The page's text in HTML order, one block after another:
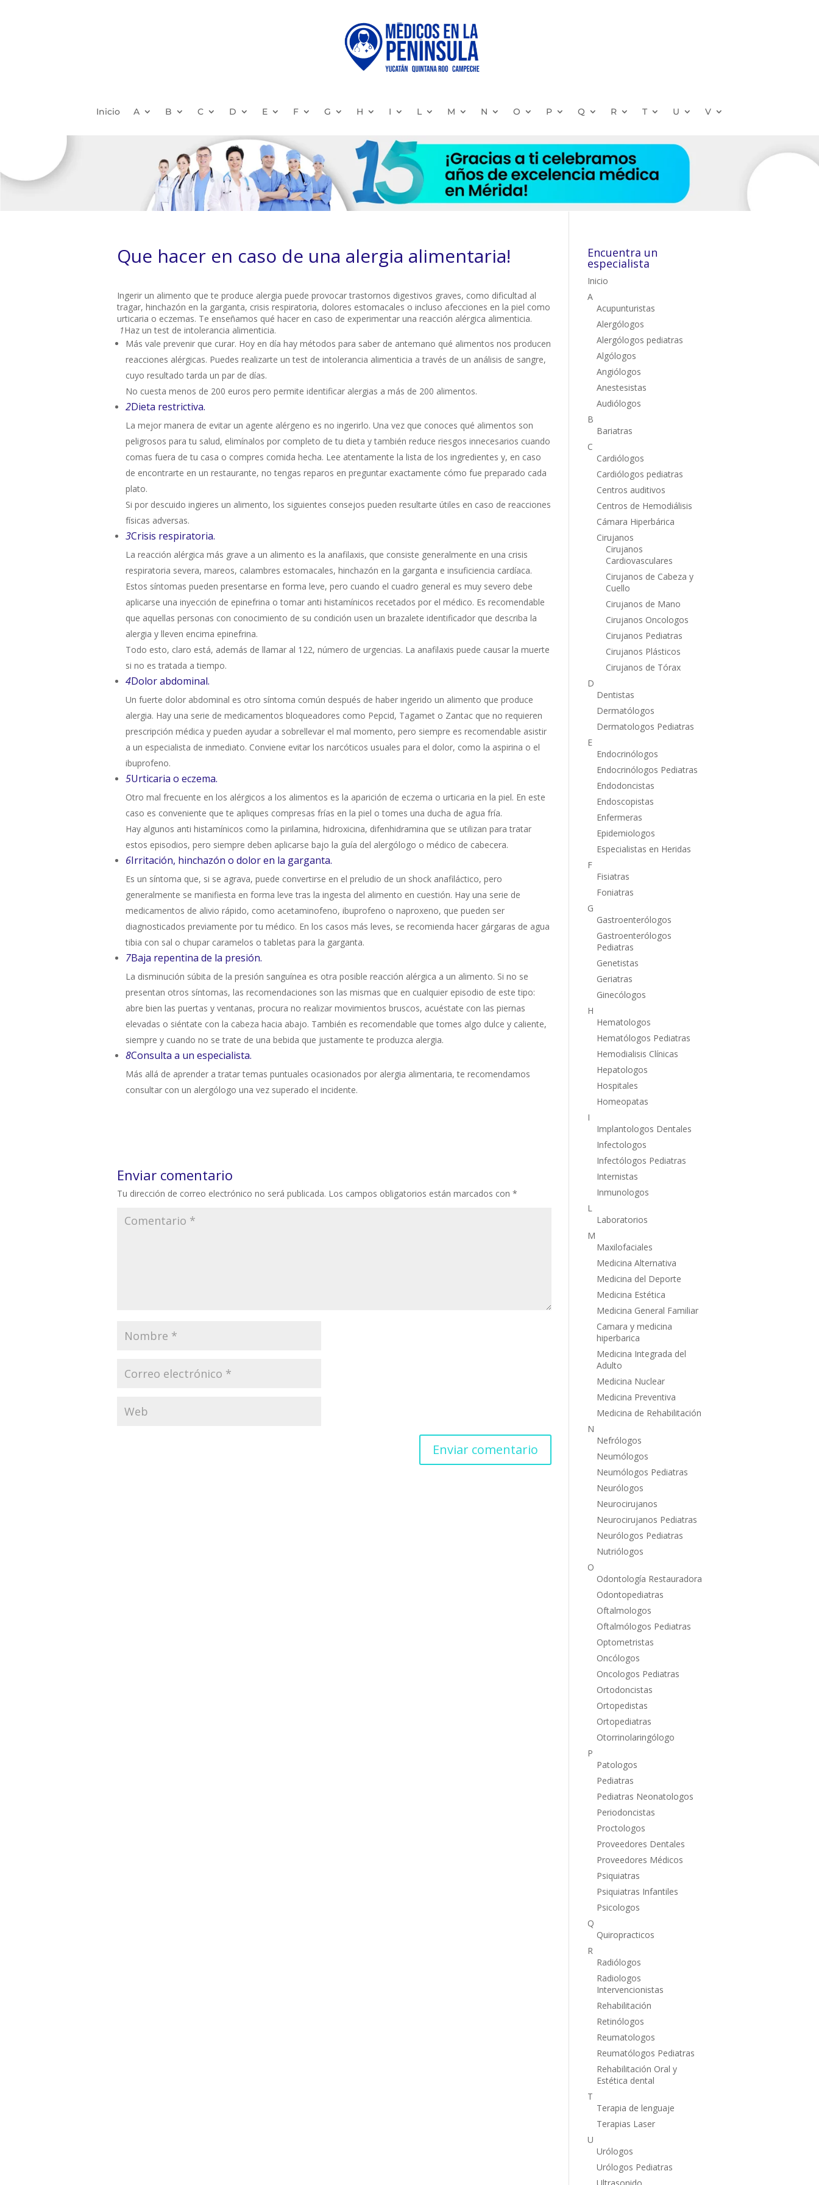
Inicio A B C D E F G H I L M N O P Q R T U V
Que hacer en caso de una alergia alimentaria!
Ingerir un alimento que te produce alergia puede provocar trastornos digestivos graves, como dificultad al
tragar, hinchazón en la garganta, crisis respiratoria, dolores estomacales o incluso afecciones en la piel como
urticaria o eczemas. Te enseñamos qué hacer en caso de experimentar una reacción alérgica alimenticia.
1Haz un test de intolerancia alimenticia.
Más vale prevenir que curar. Hoy en día hay métodos para saber de antemano qué alimentos nos producen
reacciones alérgicas. Puedes realizarte un test de intolerancia alimenticia a través de un análisis de sangre,
cuyo resultado tarda un par de días.
No cuesta menos de 200 euros pero permite identificar alergias a más de 200 alimentos.
2Dieta restrictiva.
La mejor manera de evitar un agente alérgeno es no ingerirlo. Una vez que conoces qué alimentos son
peligrosos para tu salud, elimínalos por completo de tu dieta y también reduce riesgos innecesarios cuando
comas fuera de tu casa o compres comida hecha. Lee atentamente la lista de los ingredientes y, en caso
de encontrarte en un restaurante, no tengas reparos en preguntar exactamente cómo fue preparado cada
plato.
Si por descuido ingieres un alimento, los siguientes consejos pueden resultarte útiles en caso de reacciones
físicas adversas.
3Crisis respiratoria.
La reacción alérgica más grave a un alimento es la anafilaxis, que consiste generalmente en una crisis
respiratoria severa, mareos, calambres estomacales, hinchazón en la garganta e insuficiencia cardíaca.
Estos síntomas pueden presentarse en forma leve, pero cuando el cuadro general es muy severo debe
aplicarse una inyección de epinefrina o tomar anti histamínicos recetados por el médico. Es recomendable
que aquellas personas con conocimiento de su condición usen un brazalete identificador que describa la
alergia y lleven encima epinefrina.
Todo esto, claro está, además de llamar al 122, número de urgencias. La anafilaxis puede causar la muerte
si no es tratada a tiempo.
4Dolor abdominal.
Un fuerte dolor abdominal es otro síntoma común después de haber ingerido un alimento que produce
alergia. Hay una serie de medicamentos bloqueadores como Pepcid, Tagamet o Zantac que no requieren
prescripción médica y pueden ayudar a sobrellevar el mal momento, pero siempre es recomendable asistir
a un especialista de inmediato. Conviene evitar los narcóticos usuales para el dolor, como la aspirina o el
ibuprofeno.
5Urticaria o eczema.
Otro mal frecuente en los alérgicos a los alimentos es la aparición de eczema o urticaria en la piel. En este
caso es conveniente que te apliques compresas frías en la piel o tomes una ducha de agua fría.
Hay algunos anti histamínicos como la pirilamina, hidroxicina, difenhidramina que se utilizan para tratar
estos episodios, pero siempre deben aplicarse bajo la guía del alergólogo o médico de cabecera.
6Irritación, hinchazón o dolor en la garganta.
Es un síntoma que, si se agrava, puede convertirse en el preludio de un shock anafiláctico, pero
generalmente se manifiesta en forma leve tras la ingesta del alimento en cuestión. Hay una serie de
medicamentos de alivio rápido, como acetaminofeno, ibuprofeno o naproxeno, que pueden ser
diagnosticados previamente por tu médico. En los casos más leves, se recomienda hacer gárgaras de agua
tibia con sal o chupar caramelos o tabletas para la garganta.
7Baja repentina de la presión.
La disminución súbita de la presión sanguínea es otra posible reacción alérgica a un alimento. Si no se
presentan otros síntomas, las recomendaciones son las mismas que en cualquier episodio de este tipo:
abre bien las puertas y ventanas, procura no realizar movimientos bruscos, acuéstate con las piernas
elevadas o siéntate con la cabeza hacia abajo. También es recomendable que tomes algo dulce y caliente,
siempre y cuando no se trate de una bebida que justamente te produzca alergia.
8Consulta a un especialista.
Más allá de aprender a tratar temas puntuales ocasionados por alergia alimentaria, te recomendamos
consultar con un alergólogo una vez superado el incidente.
Enviar comentario
Tu dirección de correo electrónico no será publicada. Los campos obligatorios están marcados con *
Encuentra un
especialista
Inicio
A
Acupunturistas
Alergólogos
Alergólogos pediatras
Algólogos
Angiólogos
Anestesistas
Audiólogos
B
Bariatras
C
Cardiólogos
Cardiólogos pediatras
Centros auditivos
Centros de Hemodiálisis
Cámara Hiperbárica
Cirujanos
Cirujanos
Cardiovasculares
Cirujanos de Cabeza y
Cuello
Cirujanos de Mano
Cirujanos Oncologos
Cirujanos Pediatras
Cirujanos Plásticos
Cirujanos de Tórax
D
Dentistas
Dermatólogos
Dermatologos Pediatras
E
Endocrinólogos
Endocrinólogos Pediatras
Endodoncistas
Endoscopistas
Enfermeras
Epidemiologos
Especialistas en Heridas
F
Fisiatras
Foniatras
G
Gastroenterólogos
Gastroenterólogos
Pediatras
Genetistas
Geriatras
Ginecólogos
H
Hematologos
Hematólogos Pediatras
Hemodialisis Clínicas
Hepatologos
Hospitales
Homeopatas
I
Implantologos Dentales
Infectologos
Infectólogos Pediatras
Internistas
Inmunologos
L
Laboratorios
M
Maxilofaciales
Medicina Alternativa
Medicina del Deporte
Medicina Estética
Medicina General Familiar
Camara y medicina
hiperbarica
Medicina Integrada del
Adulto
Medicina Nuclear
Medicina Preventiva
Medicina de Rehabilitación
N
Nefrólogos
Neumólogos
Neumólogos Pediatras
Neurólogos
Neurocirujanos
Neurocirujanos Pediatras
Neurólogos Pediatras
Nutriólogos
O
Odontología Restauradora
Odontopediatras
Oftalmologos
Oftalmólogos Pediatras
Optometristas
Oncólogos
Oncologos Pediatras
Ortodoncistas
Ortopedistas
Ortopediatras
Otorrinolaringólogo
P
Patologos
Pediatras
Pediatras Neonatologos
Periodoncistas
Proctologos
Proveedores Dentales
Proveedores Médicos
Psiquiatras
Psiquiatras Infantiles
Psicologos
Q
Quiropracticos
R
Radiólogos
Radiologos
Intervencionistas
Rehabilitación
Retinólogos
Reumatologos
Reumatólogos Pediatras
Rehabilitación Oral y
Estética dental
T
Terapia de lenguaje
Terapias Laser
U
Urólogos
Urólogos Pediatras
Ultrasonido